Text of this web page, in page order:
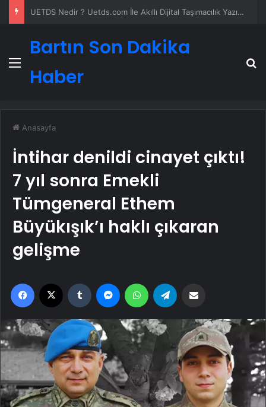
4 Omuz Çatı Modelleri ve Nasıl Yapılır
Menü
Bartın Son Dakika
Haber
Anasayfa
İntihar denildi cinayet çıktı!
7 yıl sonra Emekli
Tümgeneral Ethem
Büyükışık’ı haklı çıkaran
gelişme
Facebook Tumblr MessengerWhatsApp